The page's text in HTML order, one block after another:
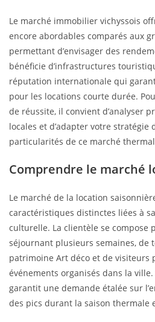
Le marché immobilier vichyssois
encore abordables comparés aux
permettant d’envisager des
bénéficie d’infrastructures
réputation internationale qui
pour les locations courte durée.
de réussite, il convient d’analyser
locales et d’adapter votre stratégie
particularités de ce marché
Comprendre le marché
Le marché de la location
caractéristiques distinctes liées à
culturelle. La clientèle se compose
séjournant plusieurs semaines, de
patrimoine Art déco et de visiteurs
événements organisés dans la
garantit une demande étalée sur
des pics durant la saison thermale